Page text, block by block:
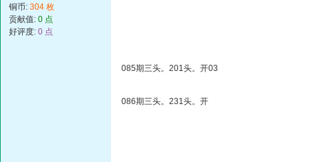
铜币: 304 枚
贡献值: 0 点
好评度: 0 点
085期三头。201头。开03
086期三头。231头。开